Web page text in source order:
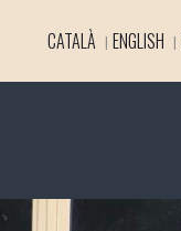
CATALÀ ENGLISH